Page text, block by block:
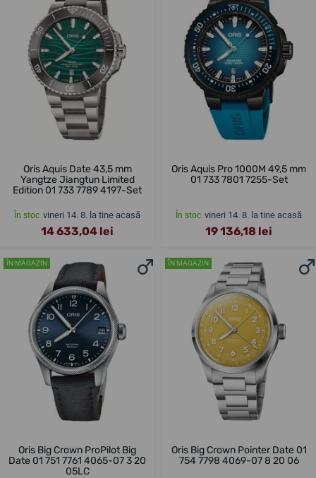
Oris Aquis Date 43,5 mm
Yangtze Jiangtun Limited
Edition 01 733 7789 4197-Set
În stoc vineri 14. 8. la tine acasă
14 633,04 lei
Oris Aquis Pro 1000M 49,5 mm
01 733 7801 7255-Set
În stoc vineri 14. 8. la tine acasă
19 136,18 lei
ÎN MAGAZIN
Oris Big Crown ProPilot Big
Date 01 751 7761 4065-07 3 20
05LC
ÎN MAGAZIN
Oris Big Crown Pointer Date 01
754 7798 4069-07 8 20 06